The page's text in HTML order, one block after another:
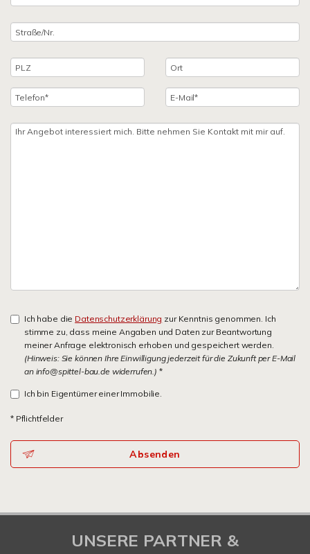
Ich habe die Datenschutzerklärung zur Kenntnis genommen. Ich
stimme zu, dass meine Angaben und Daten zur Beantwortung
meiner Anfrage elektronisch erhoben und gespeichert werden.
(Hinweis: Sie können Ihre Einwilligung jederzeit für die Zukunft per E-Mail
an info@spittel-bau.de widerrufen.) *
Ich bin Eigentümer einer Immobilie.
* Pflichtfelder
Absenden
UNSERE PARTNER &